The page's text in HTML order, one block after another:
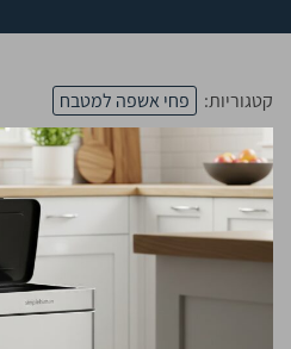
קטגוריות: פחי אשפה למטבח